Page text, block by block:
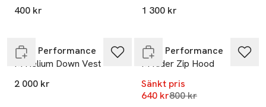
400 kr
1 300 kr
Peak Performance
M Helium Down Vest
2 000 kr
-20%
Peak Performance
M Rider Zip Hood
Sänkt pris
640 krLägsta pris 30 dagar
800 kr